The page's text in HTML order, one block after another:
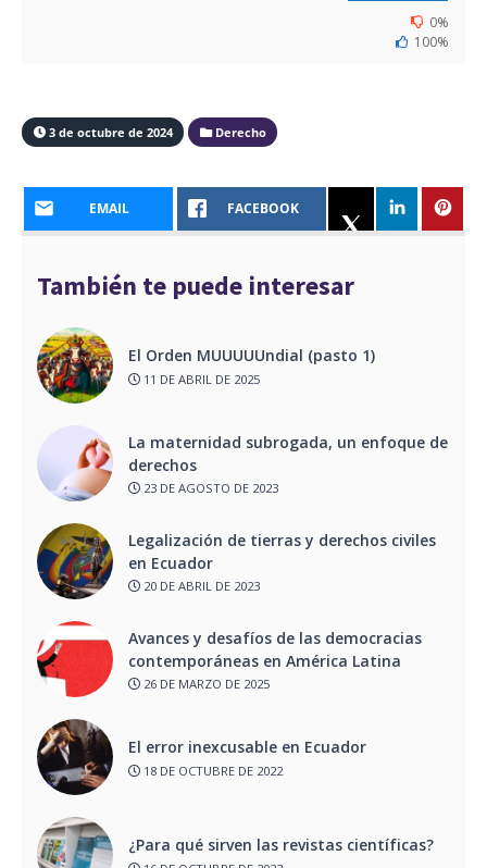
0%
100%
3 de octubre de 2024 Derecho
EMAIL FACEBOOK
También te puede interesar
El Orden MUUUUUndial (pasto 1)
11 DE ABRIL DE 2025
La maternidad subrogada, un enfoque de
derechos
23 DE AGOSTO DE 2023
Legalización de tierras y derechos civiles
en Ecuador
20 DE ABRIL DE 2023
Avances y desafíos de las democracias
contemporáneas en América Latina
26 DE MARZO DE 2025
El error inexcusable en Ecuador
18 DE OCTUBRE DE 2022
¿Para qué sirven las revistas científicas?